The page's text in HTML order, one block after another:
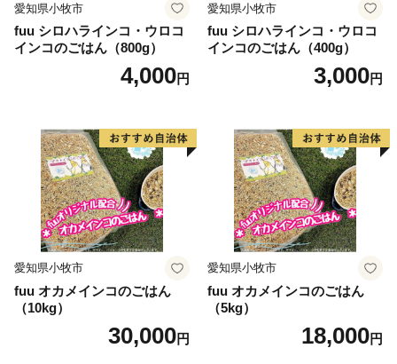
愛知県小牧市
fuu シロハラインコ・ウロコ
インコのごはん（800g）
4,000円
愛知県小牧市
fuu シロハラインコ・ウロコ
インコのごはん（400g）
3,000円
愛知県小牧市
fuu オカメインコのごはん
（10kg）
30,000円
愛知県小牧市
fuu オカメインコのごはん
（5kg）
18,000円